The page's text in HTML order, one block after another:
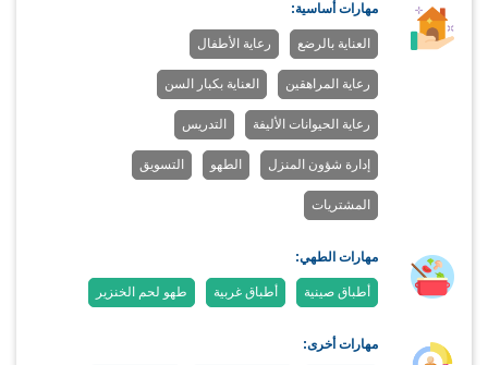
مهارات أساسية:
العناية بالرضع رعاية الأطفال
رعاية المراهقين العناية بكبار السن
رعاية الحيوانات الأليفة التدريس
إدارة شؤون المنزل الطهو التسويق
المشتريات
مهارات الطهي:
أطباق صينية أطباق غربية طهو لحم الخنزير
مهارات أخرى: